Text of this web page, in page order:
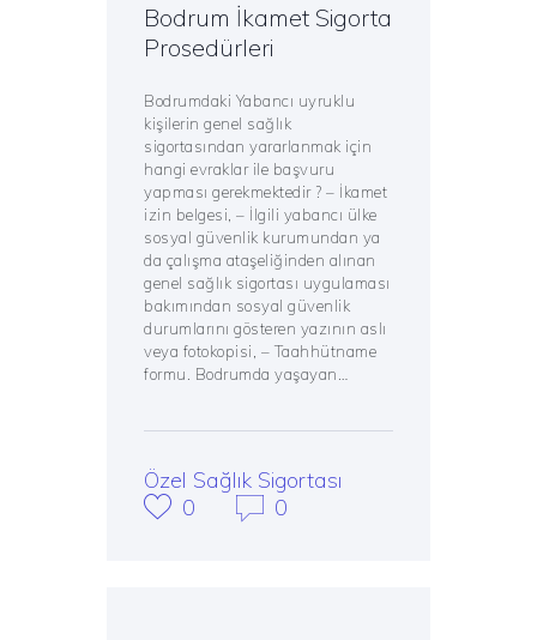
Bodrum İkamet Sigorta
Prosedürleri
Bodrumdaki Yabancı uyruklu
kişilerin genel sağlık
sigortasından yararlanmak için
hangi evraklar ile başvuru
yapması gerekmektedir ? – İkamet
izin belgesi, – İlgili yabancı ülke
sosyal güvenlik kurumundan ya
da çalışma ataşeliğinden alınan
genel sağlık sigortası uygulaması
bakımından sosyal güvenlik
durumlarını gösteren yazının aslı
veya fotokopisi, – Taahhütname
formu. Bodrumda yaşayan…
Özel Sağlık Sigortası
0
0